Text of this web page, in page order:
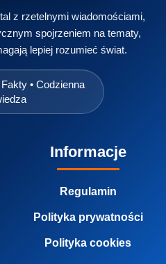
z rzetelnymi wiadomościami,
spojrzeniem na tematy,
lepiej rozumieć świat.
• Codzienna
Informacje
Regulamin
Polityka prywatności
Polityka cookies